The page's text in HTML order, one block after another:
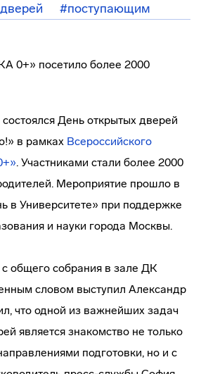
#поступающим
День открытых дверей
в рамках Всероссийского
. Участниками стали более 2000
Мероприятие прошло в
в Университете» при поддержке
и науки города Москвы.
общего собрания в зале ДК
словом выступил Александр
что одной из важнейших задач
является знакомство не только
подготовки, но и с